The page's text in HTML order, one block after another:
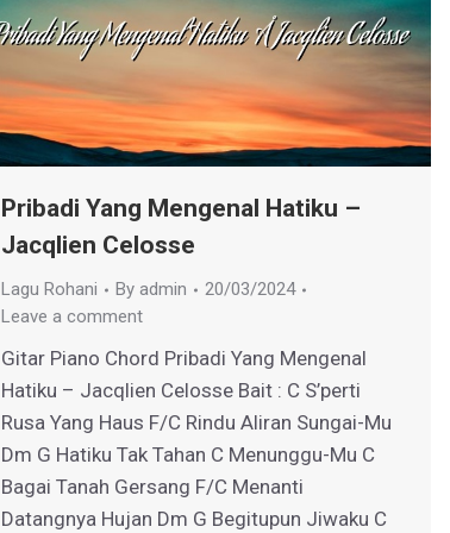
Pribadi Yang Mengenal Hatiku –
Jacqlien Celosse
Lagu Rohani By admin
20/03/2024
Leave a comment
Gitar Piano Chord Pribadi Yang Mengenal
Hatiku – Jacqlien Celosse Bait : C S’perti
Rusa Yang Haus F/C Rindu Aliran Sungai-Mu
Dm G Hatiku Tak Tahan C Menunggu-Mu C
Bagai Tanah Gersang F/C Menanti
Datangnya Hujan Dm G Begitupun Jiwaku C